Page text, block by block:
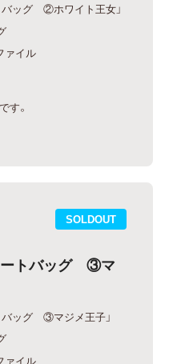
ッグ ②ホワイト王女」
ァイル
す。
SOLDOUT
ートバッグ ③マ
ッグ ③マジメ王子」
ァイル